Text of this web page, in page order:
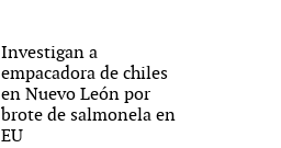
Investigan a
empacadora de chiles
en Nuevo León por
brote de salmonela en
EU